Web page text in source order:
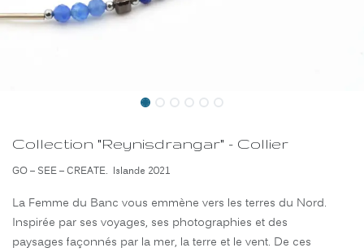
Collection "Reynisdrangar" - Collier
GO – SEE – CREATE. Islande 2021
La Femme du Banc vous emmène vers les terres du Nord.
Inspirée par ses voyages, ses photographies et des
paysages façonnés par la mer, la terre et le vent. De ces